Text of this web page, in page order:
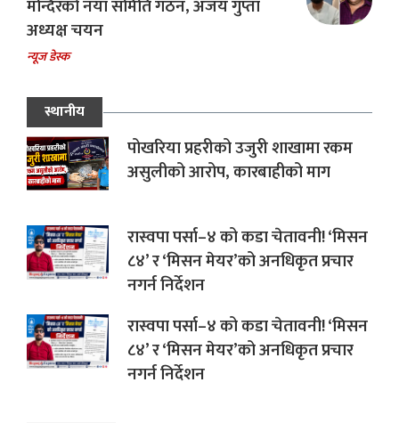
मन्दिरको नयाँ समिति गठन, अजय गुप्ता
अध्यक्ष चयन
न्यूज डेस्क
स्थानीय
पोखरिया प्रहरीको उजुरी शाखामा रकम
असुलीको आरोप, कारबाहीको माग
रास्वपा पर्सा–४ को कडा चेतावनी! ‘मिसन
८४’ र ‘मिसन मेयर’को अनधिकृत प्रचार
नगर्न निर्देशन
रास्वपा पर्सा–४ को कडा चेतावनी! ‘मिसन
८४’ र ‘मिसन मेयर’को अनधिकृत प्रचार
नगर्न निर्देशन